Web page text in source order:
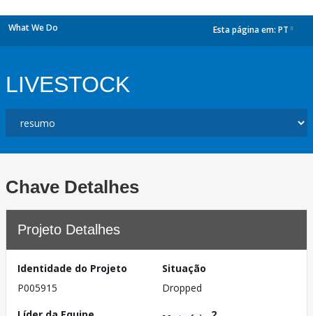
What We Do Esta página em: PT
LIVESTOCK
Chave Detalhes
Projeto Detalhes
Identidade do Projeto
P005915
Situação
Dropped